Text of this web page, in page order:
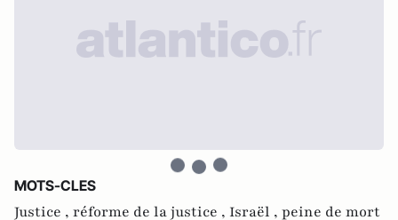
MOTS-CLES
Justice , réforme de la justice , Israël , peine de mort